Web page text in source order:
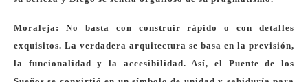
Moraleja: No basta con construir rápido o con detalles
exquisitos. La verdadera arquitectura se basa en la previsión,
la funcionalidad y la accesibilidad. Así, el Puente de los